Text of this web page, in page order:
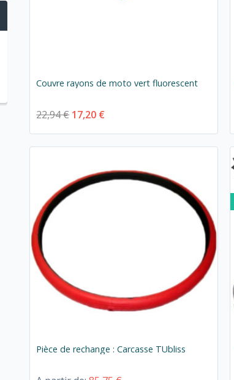
Couvre rayons de moto vert fluorescent
22,94 € 17,20 €
Pièce de rechange : Carcasse TUbliss